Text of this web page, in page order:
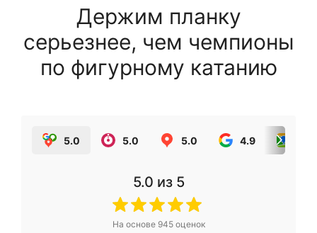
Держим планку
серьезнее, чем чемпионы
по фигурному катанию
5.0 5.0 5.0 4.9
5.0 из 5
На основе 945оценок